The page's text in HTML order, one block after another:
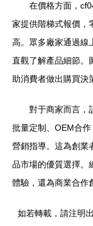
在價格方面，
家提供階梯式報價，
高。眾多廠家通過線
直觀了解產品細節。
助消費者做出購買決
對于商家而言，
批量定制、OEM合
營銷指導。這為創業
品市場的優質選擇。
體驗，還為商業合作
如若轉載，請注明